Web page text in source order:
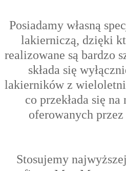
Posiadamy własną
lakierniczą, dzięki
realizowane są bardzo
składa się
lakierników z
co przekłada się
oferowanych
Stosujemy